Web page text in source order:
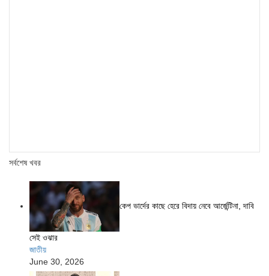
সর্বশেষ খবর
কেপ ভার্দের কাছে হেরে বিদায় নেবে আর্জেন্টিনা, দাবি
সেই ওঝার
জাতীয়
June 30, 2026